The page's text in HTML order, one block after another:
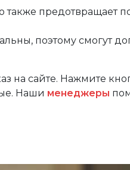
также предотвращает
поэтому смогут
на сайте. Нажмите
Наши менеджеры